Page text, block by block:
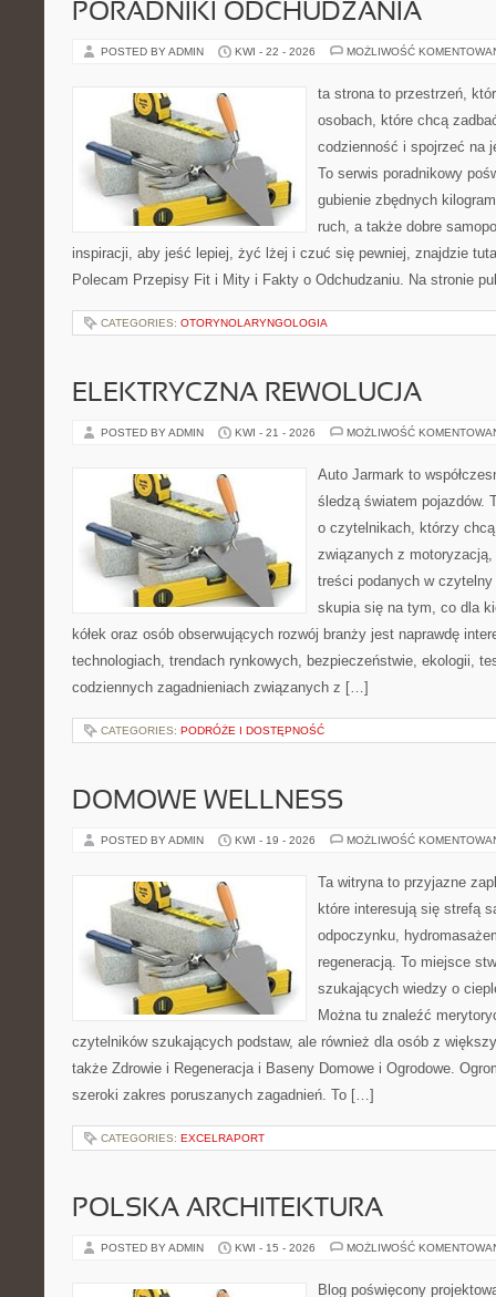
PORADNIKI ODCHUDZANIA
POSTED BY ADMIN KWI - 22 - 2026 MOŻLIWOŚĆ
ta strona to przestrzeń,
osobach, które chcą
codzienność i spojrzeć na
To serwis poradnikowy
gubienie zbędnych
ruch, a także dobre
inspiracji, aby jeść lepiej, żyć lżej i czuć się pewniej, znajdzie
Polecam Przepisy Fit i Mity i Fakty o Odchudzaniu. Na stronie
CATEGORIES: OTORYNOLARYNGOLOGIA
ELEKTRYCZNA REWOLUCJA
POSTED BY ADMIN KWI - 21 - 2026 MOŻLIWOŚĆ
Auto Jarmark to
śledzą światem pojazdów.
o czytelnikach, którzy
związanych z
treści podanych w
skupia się na tym, co dla
kółek oraz osób obserwujących rozwój branży jest naprawdę
technologiach, trendach rynkowych, bezpieczeństwie, ekologii,
codziennych zagadnieniach związanych z […]
CATEGORIES: PODRÓŻE I DOSTĘPNOŚĆ
DOMOWE WELLNESS
POSTED BY ADMIN KWI - 19 - 2026 MOŻLIWOŚĆ
Ta witryna to przyjazne
które interesują się strefą
odpoczynku,
regeneracją. To miejsce
szukających wiedzy o
Można tu znaleźć
czytelników szukających podstaw, ale również dla osób z
także Zdrowie i Regeneracja i Baseny Domowe i Ogrodowe.
szeroki zakres poruszanych zagadnień. To […]
CATEGORIES: EXCELRAPORT
POLSKA ARCHITEKTURA
POSTED BY ADMIN KWI - 15 - 2026 MOŻLIWOŚĆ
Blog poświęcony